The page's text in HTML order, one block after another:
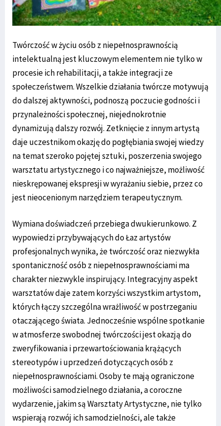
Twórczość w życiu osób z niepełnosprawnością
intelektualną jest kluczowym elementem nie tylko w
procesie ich rehabilitacji, a także integracji ze
społeczeństwem. Wszelkie działania twórcze motywują
do dalszej aktywności, podnoszą poczucie godności i
przynależności społecznej, niejednokrotnie
dynamizują dalszy rozwój. Zetknięcie z innym artystą
daje uczestnikom okazję do pogłębiania swojej wiedzy
na temat szeroko pojętej sztuki, poszerzenia swojego
warsztatu artystycznego i co najważniejsze, możliwość
nieskrępowanej ekspresji w wyrażaniu siebie, przez co
jest nieocenionym narzędziem terapeutycznym.
Wymiana doświadczeń przebiega dwukierunkowo. Z
wypowiedzi przybywających do Łaz artystów
profesjonalnych wynika, że twórczość oraz niezwykła
spontaniczność osób z niepełnosprawnościami ma
charakter niezwykle inspirujący. Integracyjny aspekt
warsztatów daje zatem korzyści wszystkim artystom,
których łączy szczególna wrażliwość w postrzeganiu
otaczającego świata. Jednocześnie wspólne spotkanie
w atmosferze swobodnej twórczości jest okazją do
zweryfikowania i przewartościowania krążących
stereotypów i uprzedzeń dotyczących osób z
niepełnosprawnościami. Osoby te mają ograniczone
możliwości samodzielnego działania, a coroczne
wydarzenie, jakim są Warsztaty Artystyczne, nie tylko
wspierają rozwój ich samodzielności, ale także